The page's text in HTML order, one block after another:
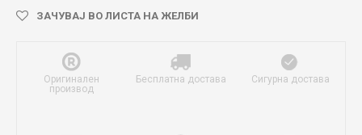
ЗАЧУВАЈ ВО ЛИСТА НА ЖЕЛБИ
Оригинален
производ
Бесплатна достава Сигурна достава